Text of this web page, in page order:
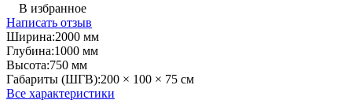
В избранное
Написать отзыв
Ширина:2000 мм
Глубина:1000 мм
Высота:750 мм
Габариты (ШГВ):200 × 100 × 75 см
Все характеристики